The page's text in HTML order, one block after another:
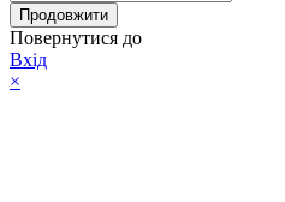
Продовжити
Повернутися до
Вхід
×